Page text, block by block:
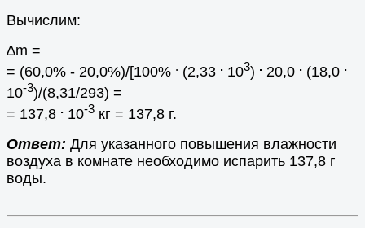
Вычислим:
∆m =
= (60,0% - 20,0%)/[100% . (2,33 . 103) . 20,0 . (18,0 .
10-3)/(8,31/293) =
= 137,8 . 10-3 кг = 137,8 г.
Ответ: Для указанного повышения влажности
воздуха в комнате необходимо испарить 137,8 г
воды.